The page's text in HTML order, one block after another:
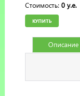
Стоимость: 0 у.е.
КУПИТЬ
Описание